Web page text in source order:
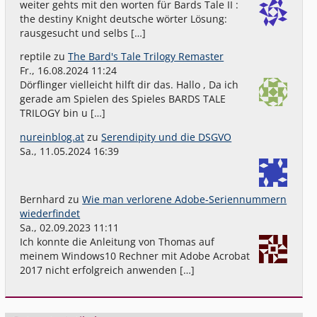
weiter gehts mit den worten für Bards Tale II :
the destiny Knight deutsche wörter Lösung:
rausgesucht und selbs […]
reptile zuThe Bard's Tale Trilogy Remaster
Fr., 16.08.2024 11:24
Dörflinger vielleicht hilft dir das. Hallo , Da ich
gerade am Spielen des Spieles BARDS TALE
TRILOGY bin u […]
nureinblog.at zuSerendipity und die DSGVO
Sa., 11.05.2024 16:39
Bernhard zuWie man verlorene Adobe-Seriennummern
wiederfindet
Sa., 02.09.2023 11:11
Ich konnte die Anleitung von Thomas auf
meinem Windows10 Rechner mit Adobe Acrobat
2017 nicht erfolgreich anwenden […]